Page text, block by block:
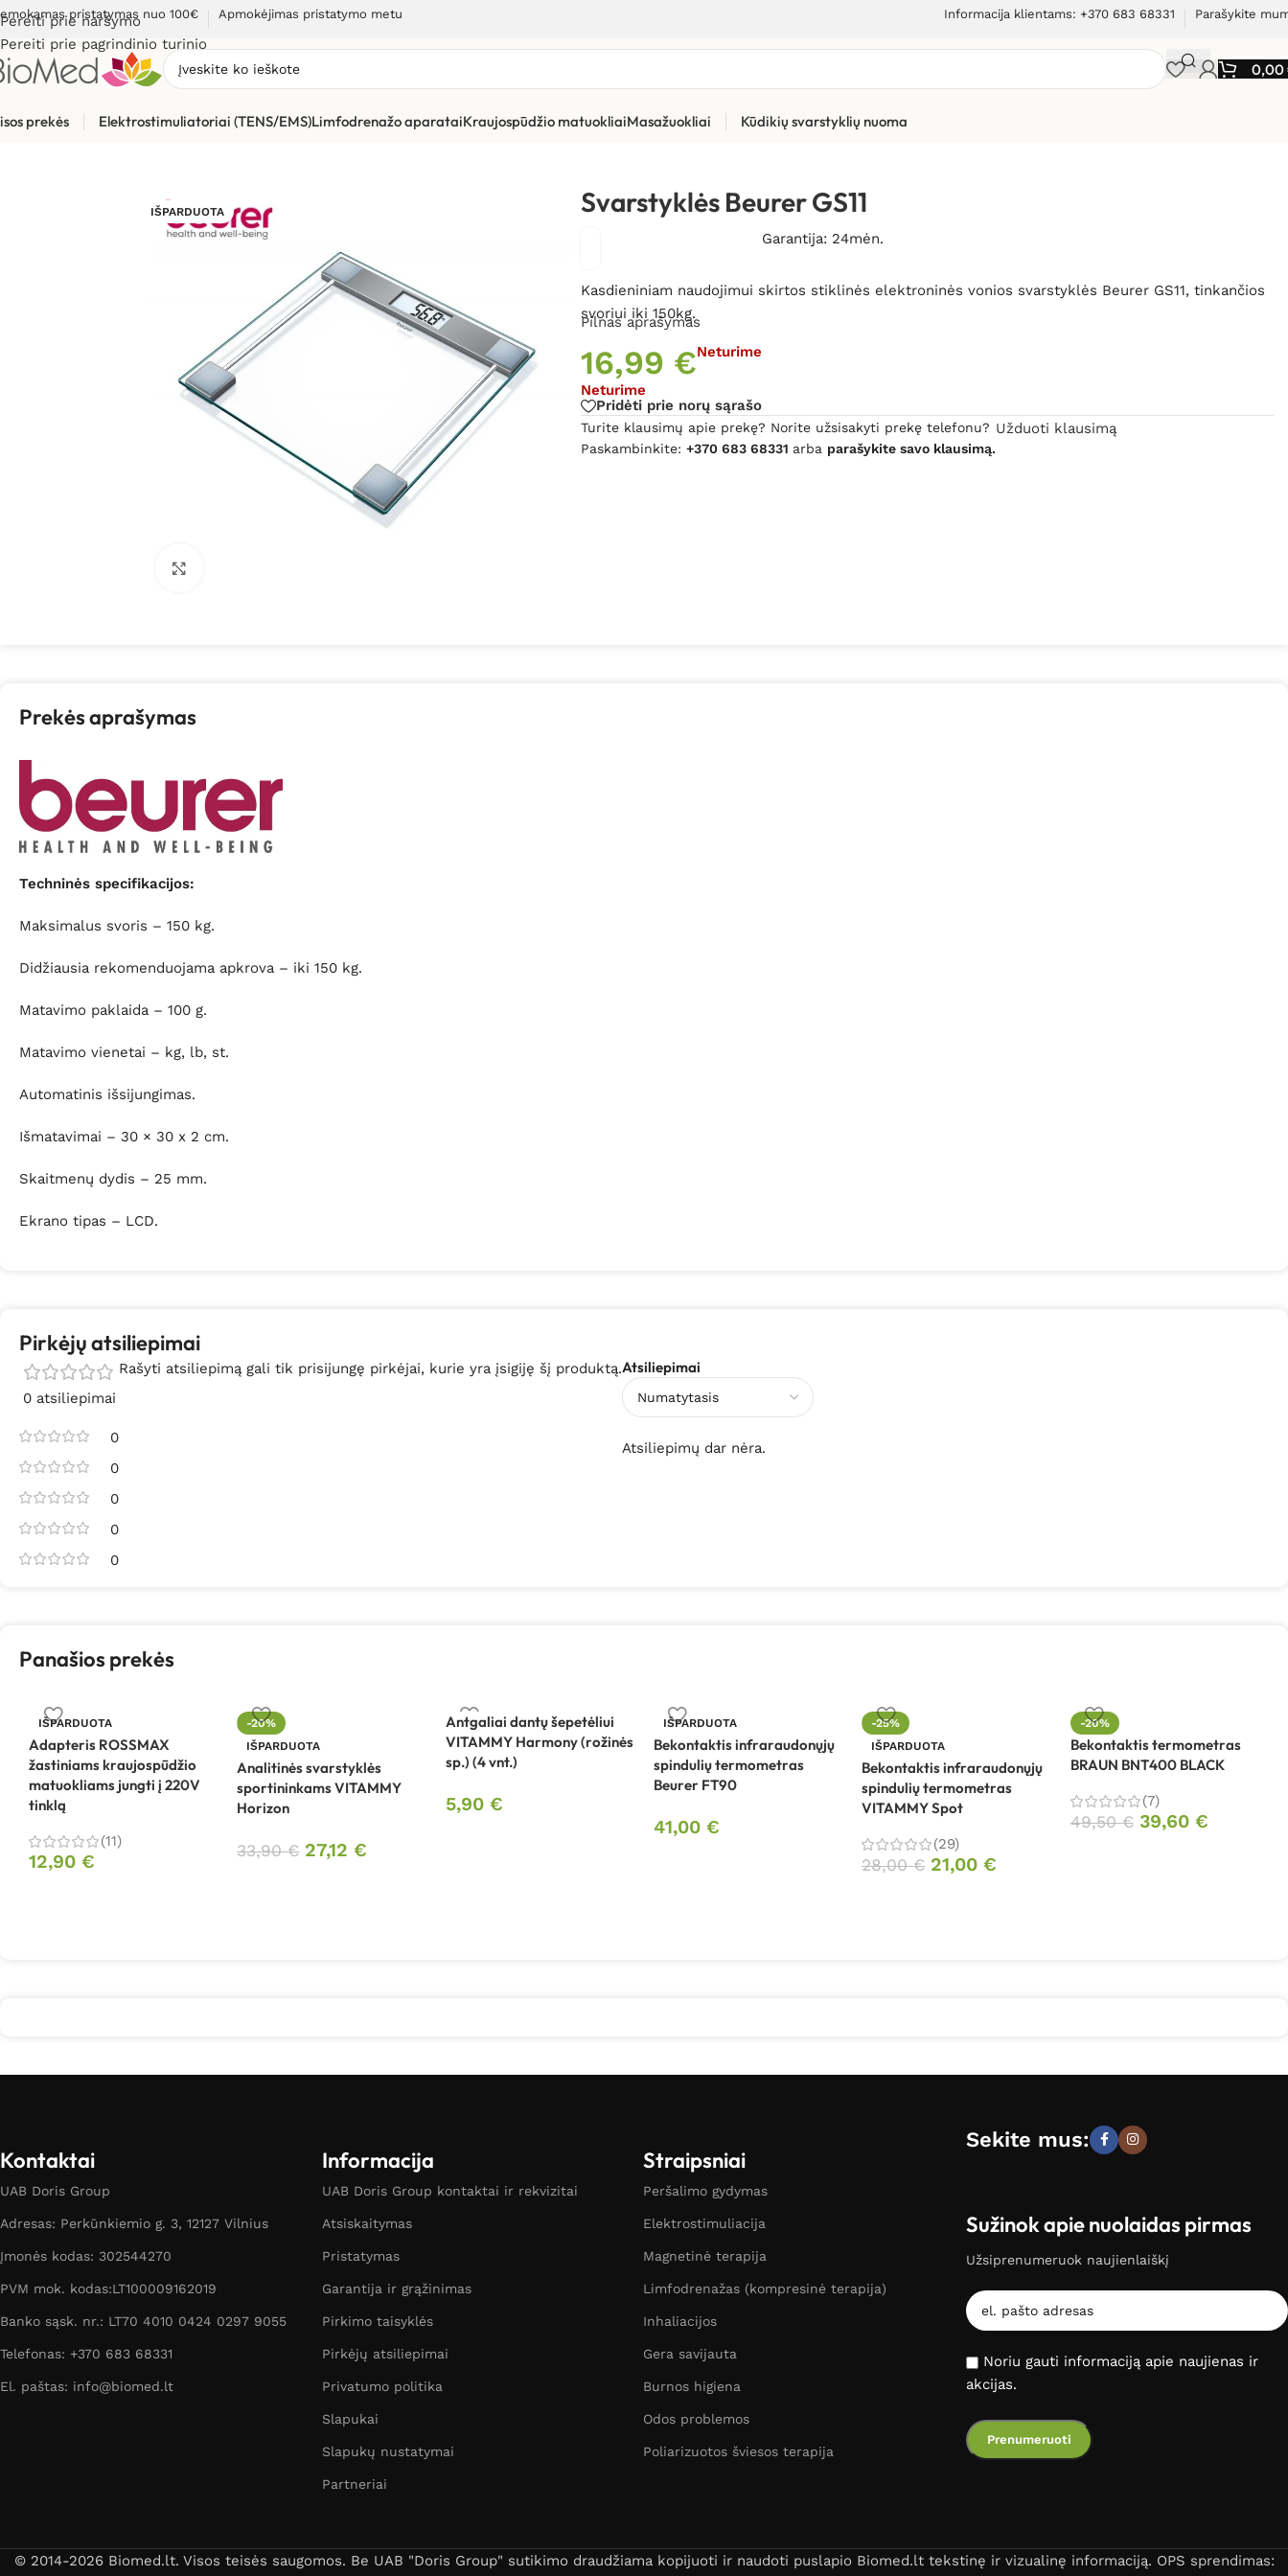
Pereiti prie naršymo
Pereiti prie pagrindinio turinio
pristatymas nuo 100€ Apmokėjimas pristatymo metu Informacija klientams: +370 683 68331 Parašykite
0,00
prekės Elektrostimuliatoriai (TENS/EMS)Limfodrenažo aparataiKraujospūdžio matuokliaiMasažuokliai Kūdikių svarstyklių nuoma
Sveikatos priežiūrai
IŠPARDUOTA Svarstyklės Beurer GS11
Garantija: 24mėn.
Kasdieniniam naudojimui skirtos stiklinės elektroninės vonios svarstyklės Beurer GS11, tinkančios
svoriui iki 150kg.
Pilnas aprašymas
16,99 €Neturime
Neturime
Pridėti prie norų sąrašo
Turite klausimų apie prekę? Norite užsisakyti prekę telefonu?
Paskambinkite:+370 683 68331 arba parašykite savo klausimą.
Užduoti klausimą
Prekės aprašymas
Techninės specifikacijos:
Maksimalus svoris – 150 kg.
Didžiausia rekomenduojama apkrova – iki 150 kg.
Matavimo paklaida – 100 g.
Matavimo vienetai – kg, lb, st.
Automatinis išsijungimas.
Išmatavimai – 30 × 30 x 2 cm.
Skaitmenų dydis – 25 mm.
Ekrano tipas – LCD.
Pirkėjų atsiliepimai
0 atsiliepimai
0
0
0
0
0
Atsiliepimai
Atsiliepimų dar nėra.
Rašyti atsiliepimą gali tik prisijungę pirkėjai, kurie yra įsigiję šį produktą.
Panašios prekės
IŠPARDUOTA
Adapteris ROSSMAX
žastiniams kraujospūdžio
matuokliams jungti į 220V
tinklą
(11)
12,90 €
-20%
IŠPARDUOTA
Analitinės svarstyklės
sportininkams VITAMMY
Horizon
33,90€ 27,12€
Antgaliai dantų šepetėliui
VITAMMY Harmony (rožinės
sp.) (4 vnt.)
5,90 €
IŠPARDUOTA
Bekontaktis infraraudonųjų
spindulių termometras
Beurer FT90
41,00 €
-25%
IŠPARDUOTA
Bekontaktis infraraudonųjų
spindulių termometras
VITAMMY Spot
(29)
28,00€ 21,00€
-20%
Bekontaktis termometras
BRAUN BNT400 BLACK
(7)
49,50€ 39,60 €
Kontaktai
UAB Doris Group
Adresas: Perkūnkiemio g. 3, 12127 Vilnius
Įmonės kodas: 302544270
PVM mok. kodas:LT100009162019
Banko sąsk. nr.: LT70 4010 0424 0297 9055
Telefonas: +370 683 68331
El. paštas: info@biomed.lt
Informacija
UAB Doris Group kontaktai ir rekvizitai
Atsiskaitymas
Pristatymas
Garantija ir grąžinimas
Pirkimo taisyklės
Pirkėjų atsiliepimai
Privatumo politika
Slapukai
Slapukų nustatymai
Partneriai
Straipsniai
Peršalimo gydymas
Elektrostimuliacija
Magnetinė terapija
Limfodrenažas (kompresinė terapija)
Inhaliacijos
Gera savijauta
Burnos higiena
Odos problemos
Poliarizuotos šviesos terapija
Sekite mus:
Sužinok apie nuolaidas pirmas
Užsiprenumeruok naujienlaiškį
Noriu gauti informaciją apie naujienas ir
akcijas.
© 2014-2026 Biomed.lt. Visos teisės saugomos. Be UAB "Doris Group" sutikimo draudžiama kopijuoti ir naudoti puslapio Biomed.lt tekstinę ir vizualinę informaciją. OPS sprendimas: